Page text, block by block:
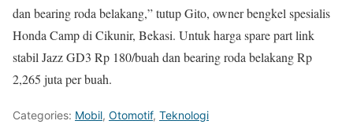
dan bearing roda belakang,” tutup Gito, owner bengkel spesialis
Honda Camp di Cikunir, Bekasi. Untuk harga spare part link
stabil Jazz GD3 Rp 180/buah dan bearing roda belakang Rp
2,265 juta per buah.
Categories: Mobil, Otomotif, Teknologi